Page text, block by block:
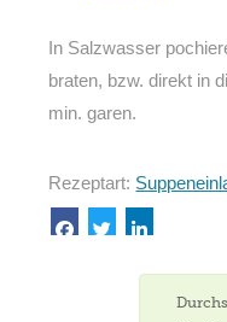
In Salzwasser
braten, bzw. direkt in
min. garen.
Rezeptart: